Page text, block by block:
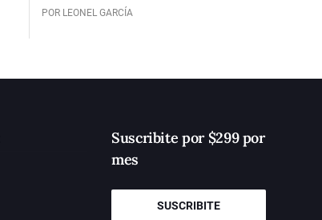
POR LEONEL GARCÍA
Suscribite por $299 por
mes
SUSCRIBITE